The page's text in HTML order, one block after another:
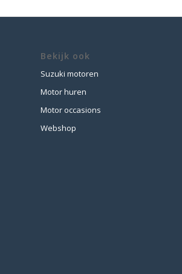
Bekijk ook
Suzuki motoren
Motor huren
Motor occasions
Webshop